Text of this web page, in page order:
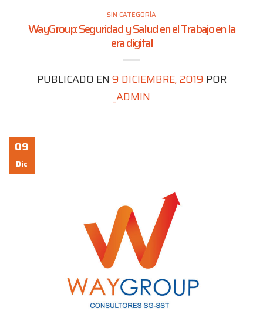
SIN CATEGORÍA
WayGroup: Seguridad y Salud en el Trabajo en la
era digital
PUBLICADO EN9 DICIEMBRE, 2019 POR
_ADMIN
09
Dic